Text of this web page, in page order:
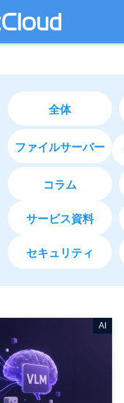
全体
ファイルサーバー
コラム
サービス資料
セキュリティ
AI